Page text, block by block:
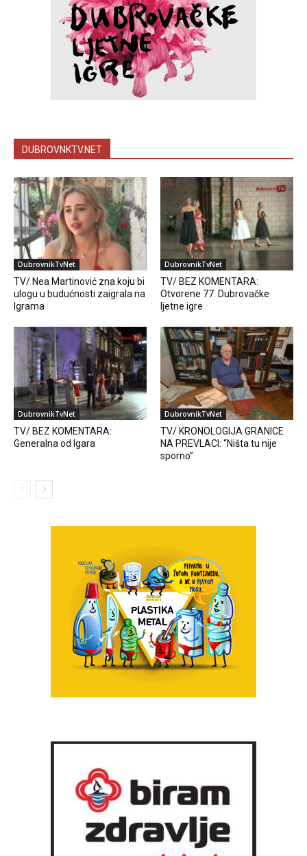
DUBROVNKTV.NET
DubrovnikTvNet
TV/ Nea Martinović zna koju bi
ulogu u budućnosti zaigrala na
Igrama
DubrovnikTvNet
TV/ BEZ KOMENTARA:
Otvorene 77. Dubrovačke
ljetne igre
DubrovnikTvNet
TV/ BEZ KOMENTARA:
Generalna od Igara
DubrovnikTvNet
TV/ KRONOLOGIJA GRANICE
NA PREVLACI: “Ništa tu nije
sporno”